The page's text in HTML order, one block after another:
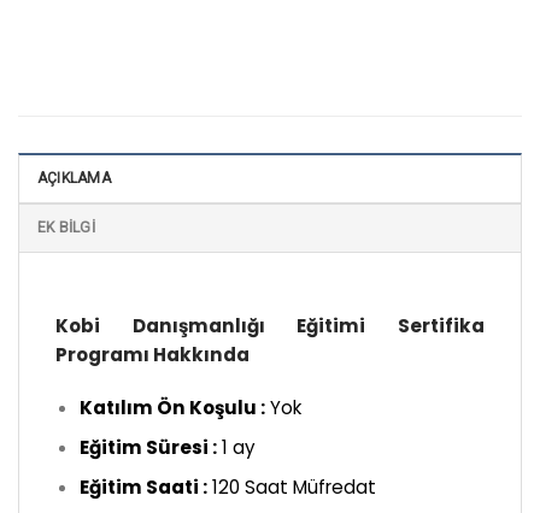
AÇIKLAMA
EK BILGI
Kobi Danışmanlığı Eğitimi Sertifika
Programı Hakkında
Katılım Ön Koşulu :Yok
Eğitim Süresi :1 ay
Eğitim Saati :120 Saat Müfredat